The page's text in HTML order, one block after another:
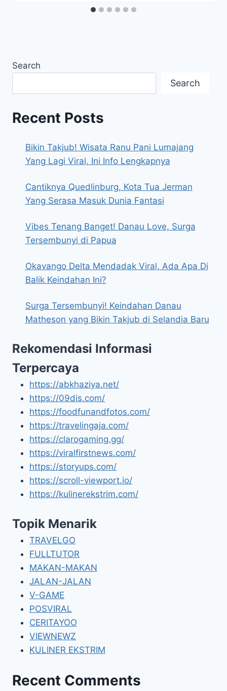
Search
Search
Recent Posts
Bikin Takjub! Wisata Ranu Pani Lumajang
Yang Lagi Viral, Ini Info Lengkapnya
Cantiknya Quedlinburg, Kota Tua Jerman
Yang Serasa Masuk Dunia Fantasi
Vibes Tenang Banget! Danau Love, Surga
Tersembunyi di Papua
Okavango Delta Mendadak Viral, Ada Apa Di
Balik Keindahan Ini?
Surga Tersembunyi! Keindahan Danau
Matheson yang Bikin Takjub di Selandia Baru
Rekomendasi Informasi
Terpercaya
https://abkhaziya.net/
https://09dis.com/
https://foodfunandfotos.com/
https://travelingaja.com/
https://clarogaming.gg/
https://viralfirstnews.com/
https://storyups.com/
https://scroll-viewport.io/
https://kulinerekstrim.com/
Topik Menarik
TRAVELGO
FULLTUTOR
MAKAN-MAKAN
JALAN-JALAN
V-GAME
POSVIRAL
CERITAYOO
VIEWNEWZ
KULINER EKSTRIM
Recent Comments